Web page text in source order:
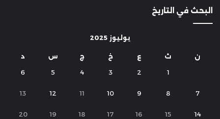
البحث في التاريخ
يوليوز 2025
ن ث ع خ ج س د
1
2
3
4
5
6
7
8
9
10
11
12
13
14
15
16
17
18
19
20